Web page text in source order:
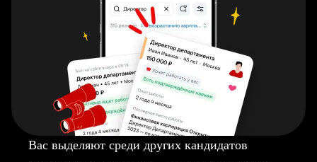
Вас выделяют среди других кандидатов